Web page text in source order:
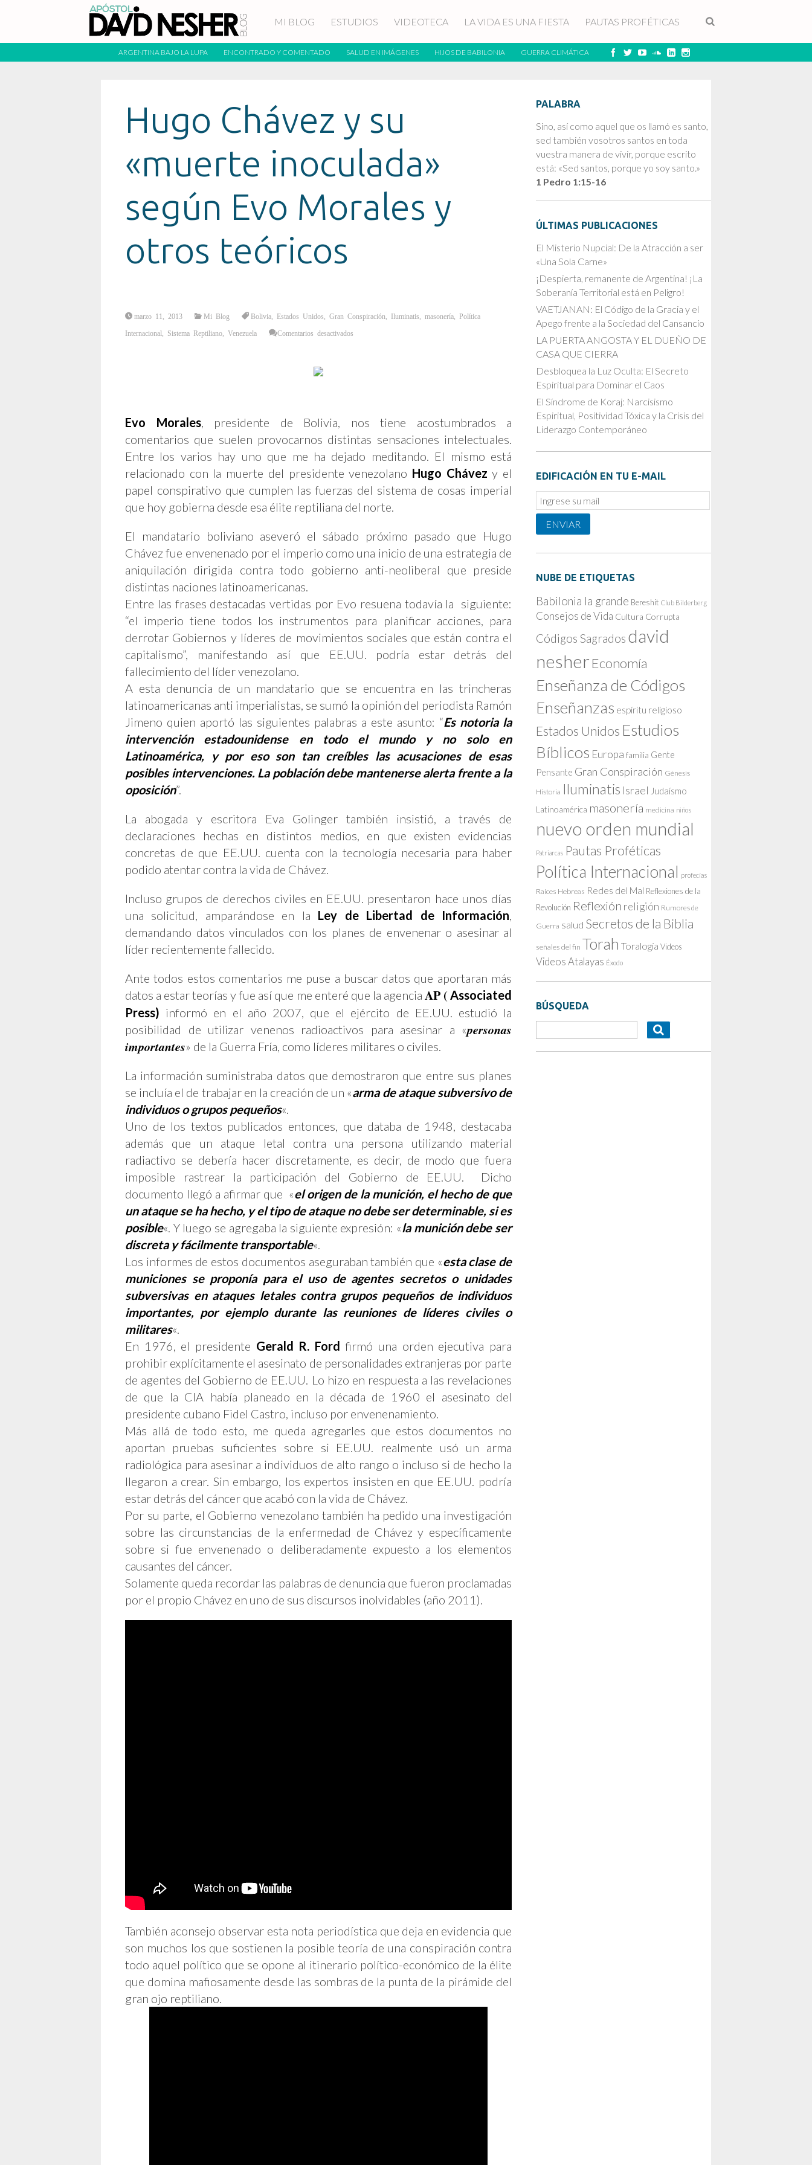
MI BLOG ESTUDIOS VIDEOTECA LA VIDA ES UNA FIESTA PAUTAS PROFÉTICAS
ARGENTINA BAJO LA LUPA ENCONTRADO Y COMENTADO SALUD EN IMÁGENES HIJOS DE BABILONIA GUERRA CLIMÁTICA
Hugo Chávez y su
«muerte inoculada»
según Evo Morales y
otros teóricos
marzo 11, 2013 Mi Blog Bolivia Estados Unidos Gran Conspiración Iluminatis masonería Política
Internacional Sistema Reptiliano Venezuela Comentarios desactivados
Evo Morales, presidente de Bolivia, nos tiene acostumbrados a
comentarios que suelen provocarnos distintas sensaciones intelectuales.
Entre los varios hay uno que me ha dejado meditando. El mismo está
relacionado con la muerte del presidente venezolano Hugo Chávezy el
papel conspirativo que cumplen las fuerzas del sistema de cosas imperial
que hoy gobierna desde esa élite reptiliana del norte.
El mandatario boliviano aseveró el sábado próximo pasado que Hugo
Chávez fue envenenado por el imperio como una inicio de una estrategia de
aniquilación dirigida contra todo gobierno anti-neoliberal que preside
distintas naciones latinoamericanas.
Entre las frases destacadas vertidas por Evo resuena todavía la siguiente:
“el imperio tiene todos los instrumentos para planificar acciones, para
derrotar Gobiernos y líderes de movimientos sociales que están contra el
capitalismo”, manifestando así que EE.UU. podría estar detrás del
fallecimiento del líder venezolano.
A esta denuncia de un mandatario que se encuentra en las trincheras
latinoamericanas anti imperialistas, se sumó la opinión del periodista Ramón
Jimeno quien aportó las siguientes palabras a este asunto: “Es notoria la
intervención estadounidense en todo el mundo y no solo en
Latinoamérica, y por eso son tan creíbles las acusaciones de esas
posibles intervenciones. La población debe mantenerse alerta frente a la
oposición”.
La abogada y escritora Eva Golinger también insistió, a través de
declaraciones hechas en distintos medios, en que existen evidencias
concretas de que EE.UU. cuenta con la tecnología necesaria para haber
podido atentar contra la vida de Chávez.
Incluso grupos de derechos civiles en EE.UU. presentaron hace unos días
una solicitud, amparándose en la Ley de Libertad de Información,
demandando datos vinculados con los planes de envenenar o asesinar al
líder recientemente fallecido.
Ante todos estos comentarios me puse a buscar datos que aportaran más
datos a estar teorías y fue así que me enteré que la agencia AP ( Associated
Press) informó en el año 2007, que el ejército de EE.UU. estudió la
posibilidad de utilizar venenos radioactivos para asesinar a «personas
importantes» de la Guerra Fría, como líderes militares o civiles.
La información suministraba datos que demostraron que entre sus planes
se incluía el de trabajar en la creación de un «arma de ataque subversivo de
individuos o grupos pequeños«.
Uno de los textos publicados entonces, que databa de 1948, destacaba
además que un ataque letal contra una persona utilizando material
radiactivo se debería hacer discretamente, es decir, de modo que fuera
imposible rastrear la participación del Gobierno de EE.UU. Dicho
documento llegó a afirmar que «el origen de la munición, el hecho de que
un ataque se ha hecho, y el tipo de ataque no debe ser determinable, si es
posible«. Y luego se agregaba la siguiente expresión: «la munición debe ser
discreta y fácilmente transportable«.
Los informes de estos documentos aseguraban también que «esta clase de
municiones se proponía para el uso de agentes secretos o unidades
subversivas en ataques letales contra grupos pequeños de individuos
importantes, por ejemplo durante las reuniones de líderes civiles o
militares«.
En 1976, el presidente Gerald R. Ford firmó una orden ejecutiva para
prohibir explícitamente el asesinato de personalidades extranjeras por parte
de agentes del Gobierno de EE.UU. Lo hizo en respuesta a las revelaciones
de que la CIA había planeado en la década de 1960 el asesinato del
presidente cubano Fidel Castro, incluso por envenenamiento.
Más allá de todo esto, me queda agregarles que estos documentos no
aportan pruebas suficientes sobre si EE.UU. realmente usó un arma
radiológica para asesinar a individuos de alto rango o incluso si de hecho la
llegaron a crear. Sin embargo, los expertos insisten en que EE.UU. podría
estar detrás del cáncer que acabó con la vida de Chávez.
Por su parte, el Gobierno venezolano también ha pedido una investigación
sobre las circunstancias de la enfermedad de Chávez y específicamente
sobre si fue envenenado o deliberadamente expuesto a los elementos
causantes del cáncer.
Solamente queda recordar las palabras de denuncia que fueron proclamadas
por el propio Chávez en uno de sus discursos inolvidables (año 2011).
También aconsejo observar esta nota periodística que deja en evidencia que
son muchos los que sostienen la posible teoría de una conspiración contra
todo aquel político que se opone al itinerario político-económico de la élite
que domina mafiosamente desde las sombras de la punta de la pirámide del
gran ojo reptiliano.
PALABRA
Sino, así como aquel que os llamó es santo,
sed también vosotros santos en toda
vuestra manera de vivir, porque escrito
está: «Sed santos, porque yo soy santo.»
1 Pedro 1:15-16
ÚLTIMAS PUBLICACIONES
El Misterio Nupcial: De la Atracción a ser
«Una Sola Carne»
¡Despierta, remanente de Argentina! ¡La
Soberanía Territorial está en Peligro!
VAETJANAN: El Código de la Gracia y el
Apego frente a la Sociedad del Cansancio
LA PUERTA ANGOSTA Y EL DUEÑO DE
CASA QUE CIERRA
Desbloquea la Luz Oculta: El Secreto
Espiritual para Dominar el Caos
El Síndrome de Koraj: Narcisismo
Espiritual, Positividad Tóxica y la Crisis del
Liderazgo Contemporáneo
EDIFICACIÓN EN TU E-MAIL
Email
Subscription
ENVIAR
NUBE DE ETIQUETAS
Babilonia la grande Bereshit Club Bilderberg
Consejos de Vida Cultura Corrupta
Códigos Sagrados david
nesher Economía
Enseñanza de Códigos
Enseñanzas espíritu religioso
Estados Unidos Estudios
Bíblicos Europa familia Gente
Pensante Gran Conspiración Génesis
Historia Iluminatis Israel Judaísmo
Latinoamérica masonería medicina niños
nuevo orden mundial
Patriarcas Pautas Proféticas
Política Internacional profecías
Raíces Hebreas Redes del Mal Reflexiones de la
Revolución Reflexión religión Rumores de
Guerra salud Secretos de la Biblia
señales del fin Torah Toralogía Videos
Videos Atalayas Éxodo
BÚSQUEDA